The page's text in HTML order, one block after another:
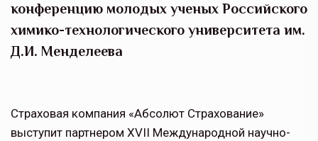
конференцию молодых ученых Российского
химико-технологического университета им.
Д.И. Менделеева
Страховая компания «Абсолют Страхование»
выступит партнером XVII Международной научно-